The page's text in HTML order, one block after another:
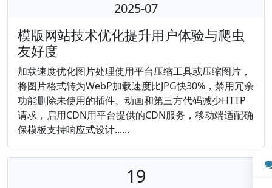
2025-07
模版网站技术优化提升用户体验与爬虫
友好度
加载速度优化图片处理使用平台压缩工具或压缩图片，
将图片格式转为WebP加载速度比JPG快30%，禁用冗余
功能删除未使用的插件、动画和第三方代码减少HTTP
请求，启用CDN用平台提供的CDN服务，移动端适配确
保模板支持响应式设计......
19